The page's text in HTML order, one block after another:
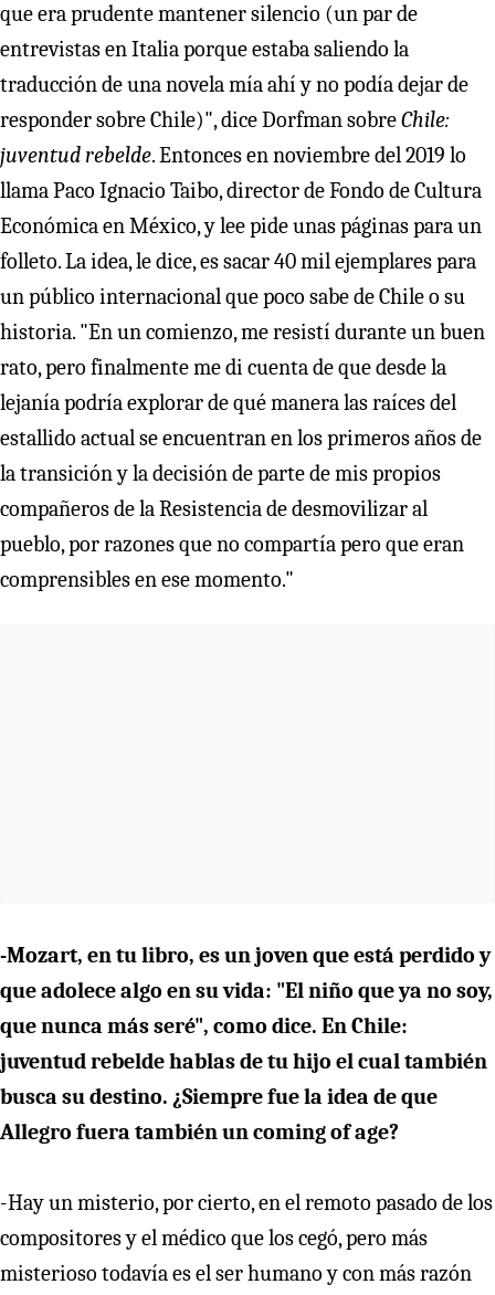
que era prudente mantener silencio (un par de
entrevistas en Italia porque estaba saliendo la
traducción de una novela mía ahí y no podía dejar de
responder sobre Chile)", dice Dorfman sobreChile:
juventud rebelde. Entonces en noviembre del 2019 lo
llama Paco Ignacio Taibo, director de Fondo de Cultura
Económica en México, y lee pide unas páginas para un
folleto. La idea, le dice, es sacar 40 mil ejemplares para
un público internacional que poco sabe de Chile o su
historia. "En un comienzo, me resistí durante un buen
rato, pero finalmente me di cuenta de que desde la
lejanía podría explorar de qué manera las raíces del
estallido actual se encuentran en los primeros años de
la transición y la decisión de parte de mis propios
compañeros de la Resistencia de desmovilizar al
pueblo, por razones que no compartía pero que eran
comprensibles en ese momento."
-Mozart, en tu libro, es un joven que está perdido y
que adolece algo en su vida: "El niño que ya no soy,
que nunca más seré", como dice. En Chile:
juventud rebelde hablas de tu hijo el cual también
busca su destino. ¿Siempre fue la idea de que
Allegro fuera también un coming of age?
-Hay un misterio, por cierto, en el remoto pasado de los
compositores y el médico que los cegó, pero más
misterioso todavía es el ser humano y con más razón